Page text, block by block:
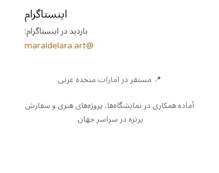
اینستاگرام
بازدید در اینستاگرام:
@maraldelara.art
📍 مستقر در امارات متحده عربی
آماده همکاری در نمایشگاه‌ها، پروژه‌های هنری و سفارش
پرتره در سراسر جهان.